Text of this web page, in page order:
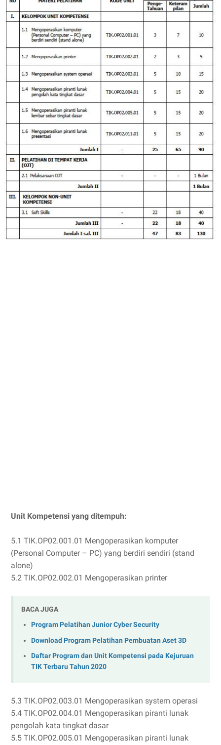
Unit Kompetensi yang ditempuh:
5.1 TIK.OP02.001.01 Mengoperasikan komputer
(Personal Computer – PC) yang berdiri sendiri (stand
alone)
5.2 TIK.OP02.002.01 Mengoperasikan printer
BACA JUGA
Program Pelatihan Junior Cyber Security
Download Program Pelatihan Pembuatan Aset 3D
Daftar Program dan Unit Kompetensi pada Kejuruan
TIK Terbaru Tahun 2020
5.3 TIK.OP02.003.01 Mengoperasikan system operasi
5.4 TIK.OP02.004.01 Mengoperasikan piranti lunak
pengolah kata tingkat dasar
5.5 TIK.OP02.005.01 Mengoperasikan piranti lunak